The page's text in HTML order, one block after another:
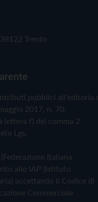
Trento
pubblici all'editoria
2017, n. 70.
lettera f) del comma 2
Lgs.
Italiana
allo IAP (Istituto
accettando il Codice di
Commerciale